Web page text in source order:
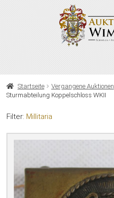
HOME
ÜBER UNS
KONTAKT
Startseite Vergangene Auktionen
Sturmabteilung Koppelschloss WKII
Filter: Millitaria